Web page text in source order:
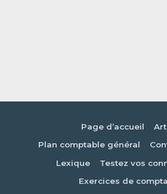
Page d’accueil
Plan comptable général
Lexique
Testez vos
Exercices de